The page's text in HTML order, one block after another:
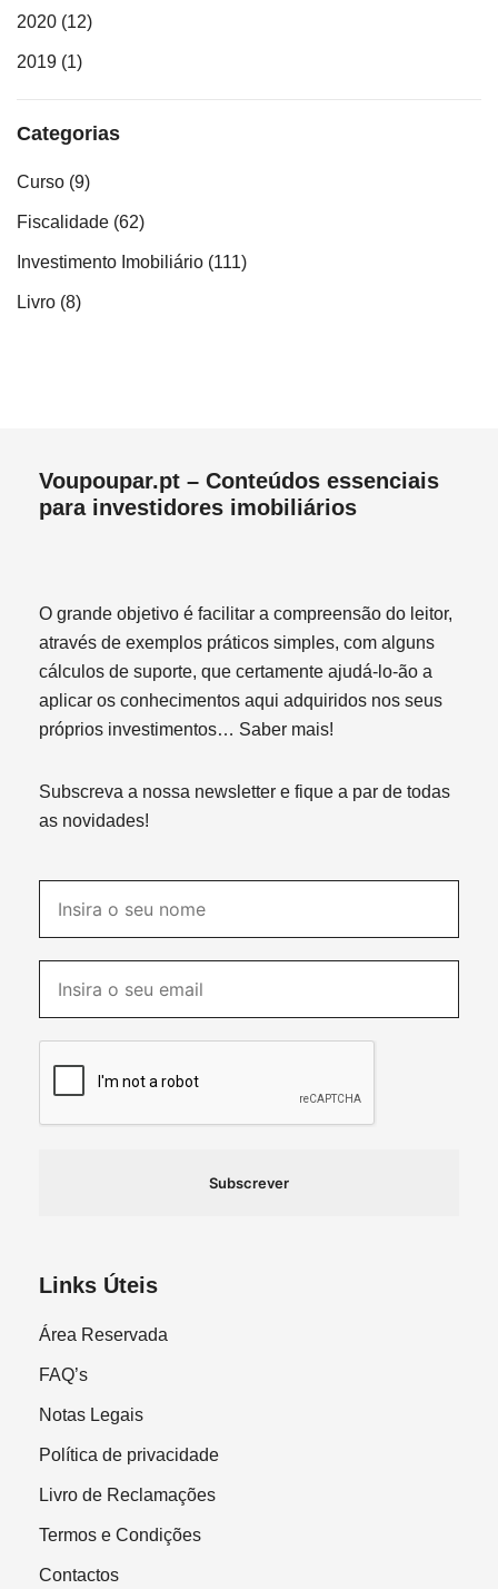
2020 (12)
2019 (1)
Categorias
Curso (9)
Fiscalidade (62)
Investimento Imobiliário (111)
Livro (8)
Voupoupar.pt – Conteúdos essenciais
para investidores imobiliários
O grande objetivo é facilitar a compreensão do leitor,
através de exemplos práticos simples, com alguns
cálculos de suporte, que certamente ajudá-lo-ão a
aplicar os conhecimentos aqui adquiridos nos seus
próprios investimentos… Saber mais!
Subscreva a nossa newsletter e fique a par de todas
as novidades!
Subscrever
Links Úteis
Área Reservada
FAQ’s
Notas Legais
Política de privacidade
Livro de Reclamações
Termos e Condições
Contactos